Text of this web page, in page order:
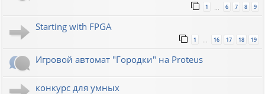
1 6 7 8 9
Starting with FPGA
1 16 17 18 19
Игровой автомат "Городки" на Proteus
конкурс для умных